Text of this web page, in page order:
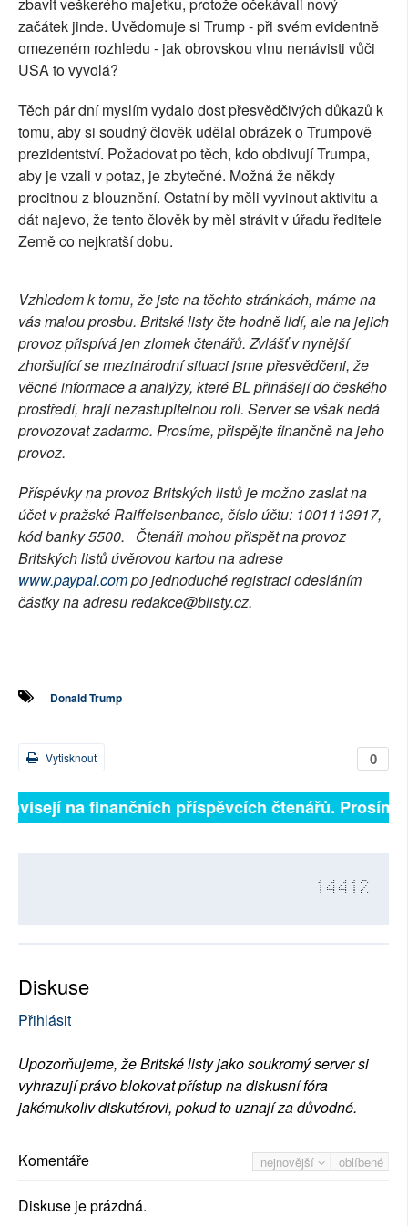
zbavit veškerého majetku, protože očekávali nový
začátek jinde. Uvědomuje si Trump - při svém evidentně
omezeném rozhledu - jak obrovskou vlnu nenávisti vůči
USA to vyvolá?
Těch pár dní myslím vydalo dost přesvědčivých důkazů k
tomu, aby si soudný člověk udělal obrázek o Trumpově
prezidentství. Požadovat po těch, kdo obdivují Trumpa,
aby je vzali v potaz, je zbytečné. Možná že někdy
procitnou z blouznění. Ostatní by měli vyvinout aktivitu a
dát najevo, že tento člověk by měl strávit v úřadu ředitele
Země co nejkratší dobu.
Vzhledem k tomu, že jste na těchto stránkách, máme na
vás malou prosbu. Britské listy čte hodně lidí, ale na jejich
provoz přispívá jen zlomek čtenářů. Zvlášť v nynější
zhoršující se mezinárodní situaci jsme přesvědčeni, že
věcné informace a analýzy, které BL přinášejí do českého
prostředí, hrají nezastupitelnou roli. Server se však nedá
provozovat zadarmo. Prosíme, přispějte finančně na jeho
provoz.
Příspěvky na provoz Britských listů je možno zaslat na
účet v pražské Raiffeisenbance, číslo účtu: 1001113917,
kód banky 5500. Čtenáři mohou přispět na provoz
Britských listů úvěrovou kartou na adrese
www.paypal.compo jednoduché registraci odesláním
částky na adresu redakce@blisty.cz.
Donald Trump
0
Vytisknout
na finančních příspěvcích čtenářů. Prosíme,
14412
Diskuse
Přihlásit
Upozorňujeme, že Britské listy jako soukromý server si
vyhrazují právo blokovat přístup na diskusní fóra
jakémukoliv diskutérovi, pokud to uznají za důvodné.
nejnovější oblíbené
Komentáře
Diskuse je prázdná.